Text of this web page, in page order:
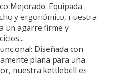
Mejorado: Equipada
y ergonómico, nuestra
un agarre firme y
Diseñada con
plana para una
nuestra kettlebell es